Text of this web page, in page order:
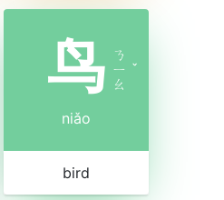
鸟 ㄋ
ㄧ
ㄠ
ˇ
niǎo
bird